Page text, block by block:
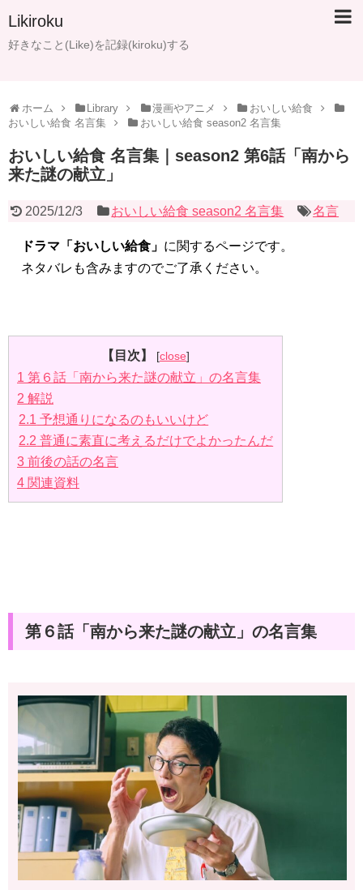
Likiroku
好きなこと(Like)を記録(kiroku)する
ホーム Library 漫画やアニメ
おいしい給食
おいしい給食 名言集
おいしい給食 season2 名言集
おいしい給食 名言集｜season2 第6話「南から
来た謎の献立」
2025/12/3 おいしい給食 season2 名言集 名言
ドラマ「おいしい給食」 に関するページです。
ネタバレも含みますのでご了承ください。
【目次】 [close]
1 第６話「南から来た謎の献立」の名言集
2 解説
2.1 予想通りになるのもいいけど
2.2 普通に素直に考えるだけでよかったんだ
3 前後の話の名言
4 関連資料
第６話「南から来た謎の献立」の名言集